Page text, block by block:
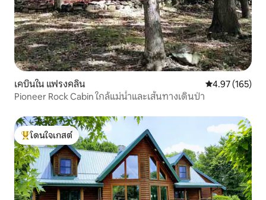
เคบินใน แฟรงคลิน คะแนนเฉลี่ย
4.97 (165)
Pioneer Rock Cabin ใกล้แม่น้ำและเส้นทางเดินป่า
โดนใจเกสต์ที่สุด
โดนใจเกสต์